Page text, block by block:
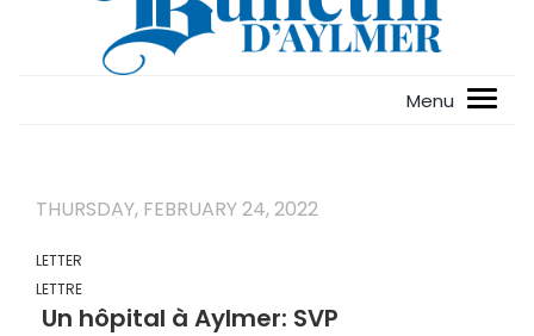
THURSDAY, FEBRUARY 24, 2022
LETTER
LETTRE
Un hôpital à Aylmer: SVP